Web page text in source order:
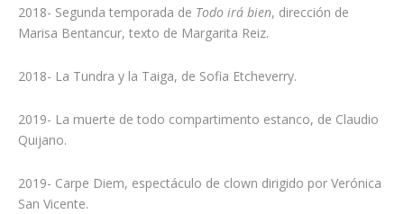
2018- Segunda temporada de Todo irá bien, dirección de
Marisa Bentancur, texto de Margarita Reiz.
2018- La Tundra y la Taiga, de Sofia Etcheverry.
2019- La muerte de todo compartimento estanco, de Claudio
Quijano.
2019- Carpe Diem, espectáculo de clown dirigido por Verónica
San Vicente.